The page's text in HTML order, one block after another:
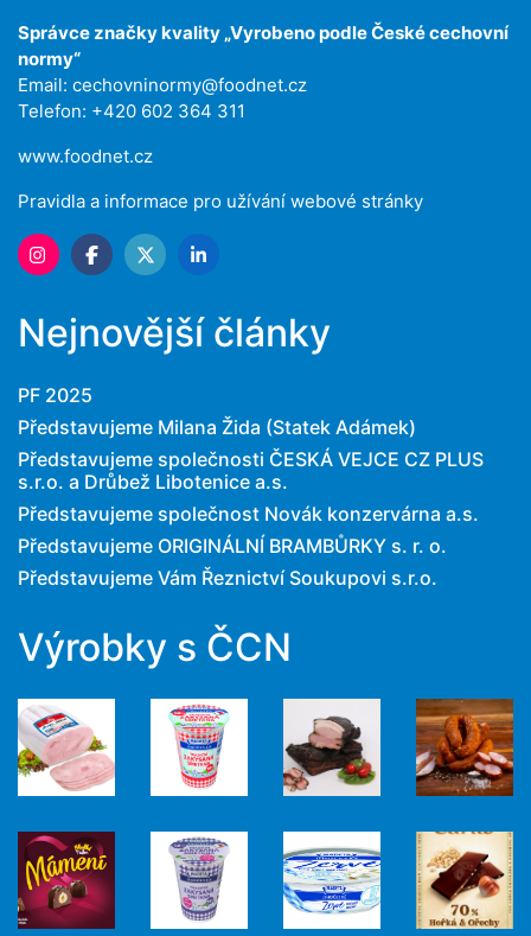
Správce značky kvality „Vyrobeno podle České cechovní
normy“
Email: cechovninormy@foodnet.cz
Telefon: +420 602 364 311
www.foodnet.cz
Pravidla a informace pro užívání webové stránky
Nejnovější články
PF 2025
Představujeme Milana Žida (Statek Adámek)
Představujeme společnosti ČESKÁ VEJCE CZ PLUS
s.r.o. a Drůbež Libotenice a.s.
Představujeme společnost Novák konzervárna a.s.
Představujeme ORIGINÁLNÍ BRAMBŮRKY s. r. o.
Představujeme Vám Řeznictví Soukupovi s.r.o.
Výrobky s ČCN